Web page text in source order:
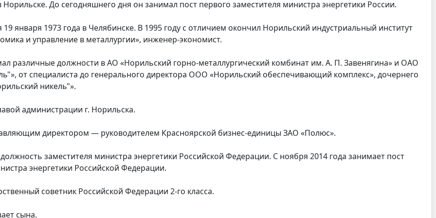
До сегодняшнего дня он занимал пост первого заместителя министра энергетики России.
19 января 1973 года в Челябинске. В 1995 году с отличием окончил Норильский индустриальный институт
и управление в металлургии», инженер-экономист.
различные должности в АО «Норильский горно-металлургический комбинат им. А. П. Завенягина» и ОАО
от специалиста до генерального директора ООО «Норильский обеспечивающий комплекс», дочернего
никель"».
администрации г. Норильска.
директором — руководителем Красноярской бизнес-единицы ЗАО «Полюс».
заместителя министра энергетики Российской Федерации. С ноября 2014 года занимает пост
энергетики Российской Федерации.
советник Российской Федерации 2-го класса.
сына.